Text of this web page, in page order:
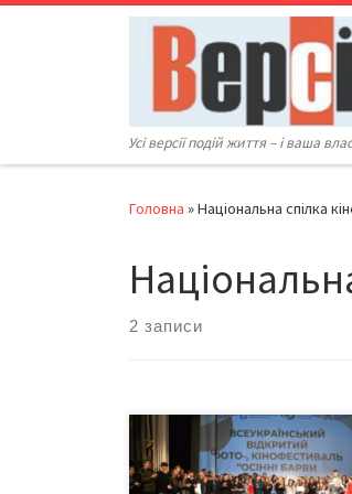
Перейти до вмісту
Усі версії подій життя – і ваша
Головна »Національна спілка
2 записи
8 жовтня 2024-го у Палаці
«Академічний» у Чернівцях
відбулася церемонія